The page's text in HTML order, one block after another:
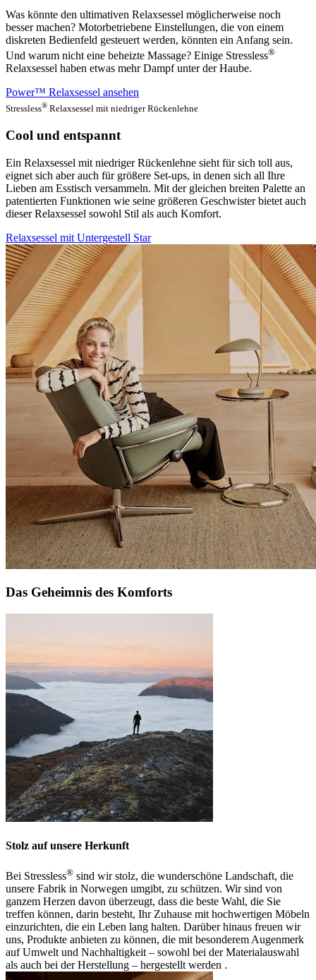
Was könnte den ultimativen Relaxsessel möglicherweise noch
besser machen? Motorbetriebene Einstellungen, die von einem
diskreten Bedienfeld gesteuert werden, könnten ein Anfang sein.
Und warum nicht eine beheizte Massage? Einige Stressless®
Relaxsessel haben etwas mehr Dampf unter der Haube.
Power™ Relaxsessel ansehen
Stressless® Relaxsessel mit niedriger Rückenlehne
Cool und entspannt
Ein Relaxsessel mit niedriger Rückenlehne sieht für sich toll aus,
eignet sich aber auch für größere Set-ups, in denen sich all Ihre
Lieben am Esstisch versammeln. Mit der gleichen breiten Palette an
patentierten Funktionen wie seine größeren Geschwister bietet auch
dieser Relaxsessel sowohl Stil als auch Komfort.
Relaxsessel mit Untergestell Star
Das Geheimnis des Komforts
Stolz auf unsere Herkunft
Bei Stressless® sind wir stolz, die wunderschöne Landschaft, die
unsere Fabrik in Norwegen umgibt, zu schützen. Wir sind von
ganzem Herzen davon überzeugt, dass die beste Wahl, die Sie
treffen können, darin besteht, Ihr Zuhause mit hochwertigen Möbeln
einzurichten, die ein Leben lang halten. Darüber hinaus freuen wir
uns, Produkte anbieten zu können, die mit besonderem Augenmerk
auf Umwelt und Nachhaltigkeit – sowohl bei der Materialauswahl
als auch bei der Herstellung – hergestellt werden .